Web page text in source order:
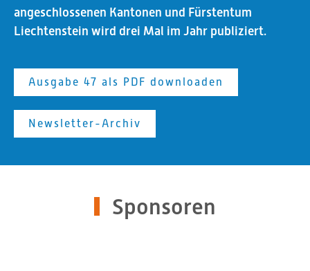
angeschlossenen Kantonen und Fürstentum
Liechtenstein wird drei Mal im Jahr publiziert.
Ausgabe 47 als PDF downloaden
Newsletter-Archiv
Sponsoren